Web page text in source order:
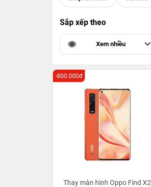
Sắp xếp theo
Xem nhiều
Thay màn hình Oppo Find X2
-800.000đ